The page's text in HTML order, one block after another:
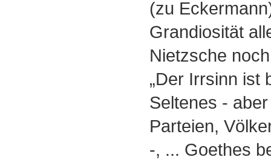
(zu
Grandiosität
Nietzsche
„Der Irrsinn ist
Seltenes -
Parteien,
-, ... Goethes